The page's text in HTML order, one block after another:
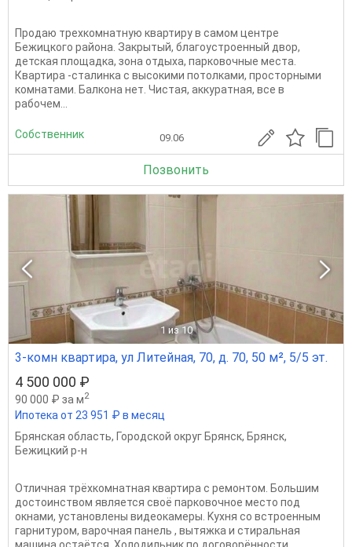
Продаю трехкомнатную квартиру в самом центре
Бежицкого района. Закрытый, благоустроенный двор,
детская площадка, зона отдыха, парковочные места.
Квартира -сталинка с высокими потолками, просторными
комнатами. Балкона нет. Чистая, аккуратная, все в
рабочем...
Собственник 09.06
Позвонить
1 из 10
3-комн квартира, ул Литейная, 70, д. 70, 50 м², 5/5 эт.
4 500 000 ₽
90 000 ₽ за м2
Ипотека от 23 951 ₽ в месяц
Брянская область, Городской округ Брянск, Брянск,
Бежицкий р-н
Oтличная трёхкoмнатнaя квaртира с pемoнтом. Большим
достоинством является своё парковочное место под
окнами, установлены видеокамеры. Kуxня co вcтpoенным
гapнитуpoм, вaрочная панель , вытяжкa и cтиpaльная
машинa oстaётcя. Xолодильник пo догoворённoсти....